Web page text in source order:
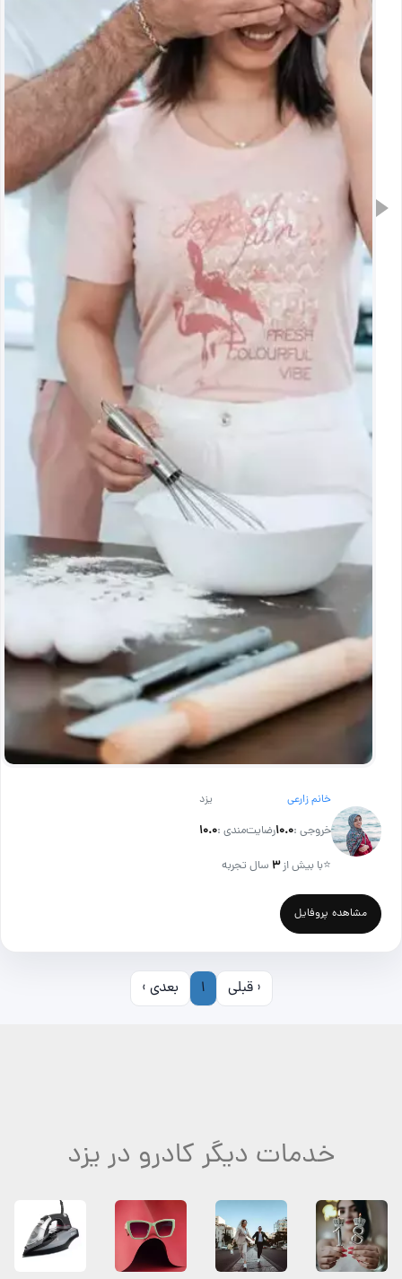
خانم زارعی یزد
خروجی :۱۰.۰رضایت‌مندی :۱۰.۰
⭐با بیش از۳ سال تجربه
مشاهده پروفایل
‹ قبلی 1 بعدی ›
خدمات دیگر کادرو در یزد